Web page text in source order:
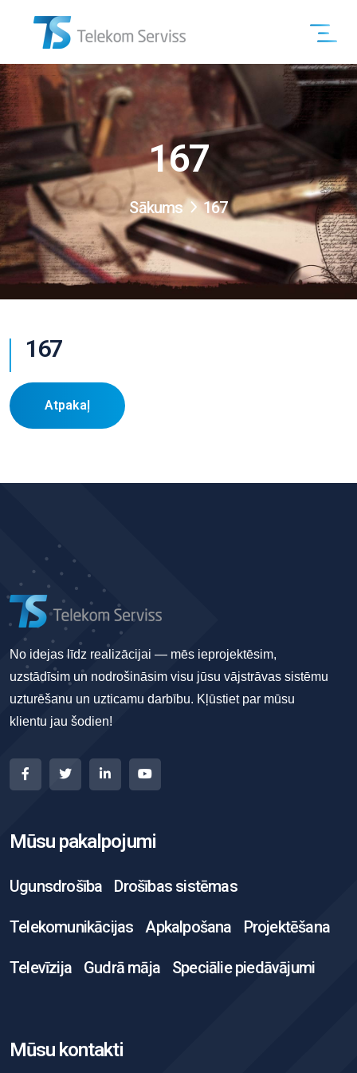
167
Sākums 167
167
Atpakaļ
No idejas līdz realizācijai — mēs ieprojektēsim,
uzstādīsim un nodrošināsim visu jūsu vājstrāvas sistēmu
uzturēšanu un uzticamu darbību. Kļūstiet par mūsu
klientu jau šodien!
Mūsu pakalpojumi
Ugunsdrošība Drošības sistēmas
Telekomunikācijas Apkalpošana Projektēšana
Televīzija Gudrā māja Speciālie piedāvājumi
Mūsu kontakti